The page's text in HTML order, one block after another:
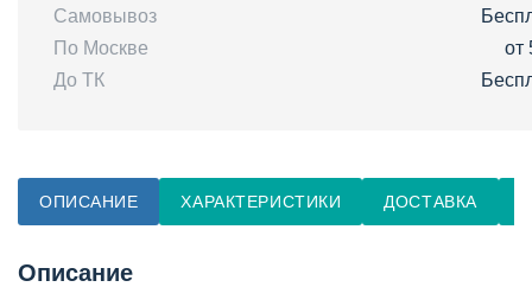
Самовывоз
По Москве
от
До ТК
ОПИСАНИЕ ХАРАКТЕРИСТИКИ ДОСТАВКА
Описание